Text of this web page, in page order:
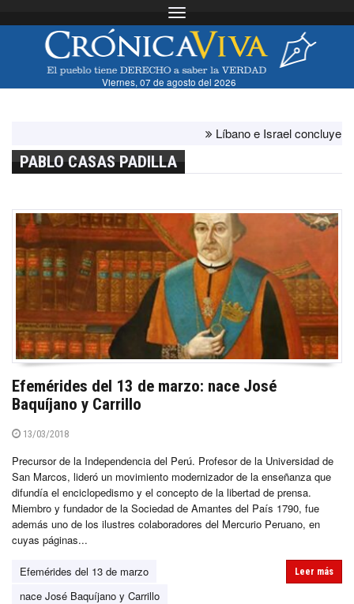
Toggle navigation
Viernes, 07 de agosto del 2026
Líbano e Israel concluyen
PABLO CASAS PADILLA
Efemérides del 13 de marzo: nace José
Baquíjano y Carrillo
13/03/2018
Precursor de la Independencia del Perú. Profesor de la Universidad de
San Marcos, lideró un movimiento modernizador de la enseñanza que
difundía el enciclopedismo y el concepto de la libertad de prensa.
Miembro y fundador de la Sociedad de Amantes del País 1790, fue
además uno de los ilustres colaboradores del Mercurio Peruano, en
cuyas páginas...
Efemérides del 13 de marzo
nace José Baquíjano y Carrillo
Leer más